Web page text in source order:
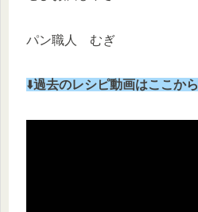
パン職人 むぎ
⬇️過去のレシピ動画はここから